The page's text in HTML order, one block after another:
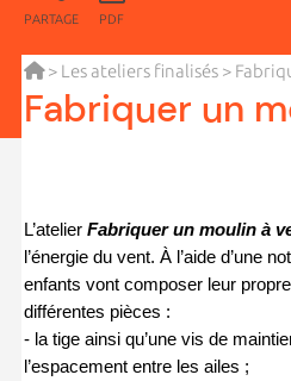
PARTAGE PDF
> Les ateliers finalisés>
Fabriquer un
L’atelier Fabriquer un moulin à
l’énergie du vent. À l’aide d’une
enfants vont composer leur
différentes pièces :
- la tige ainsi qu’une vis de
l’espacement entre les ailes ;